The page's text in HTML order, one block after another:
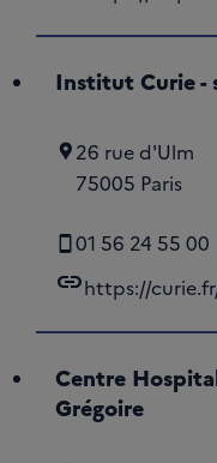
Institut Curie -
26 rue d'Ulm
75005 Paris
01 56 24 55 00
linkhttps://
Centre
Grégoire